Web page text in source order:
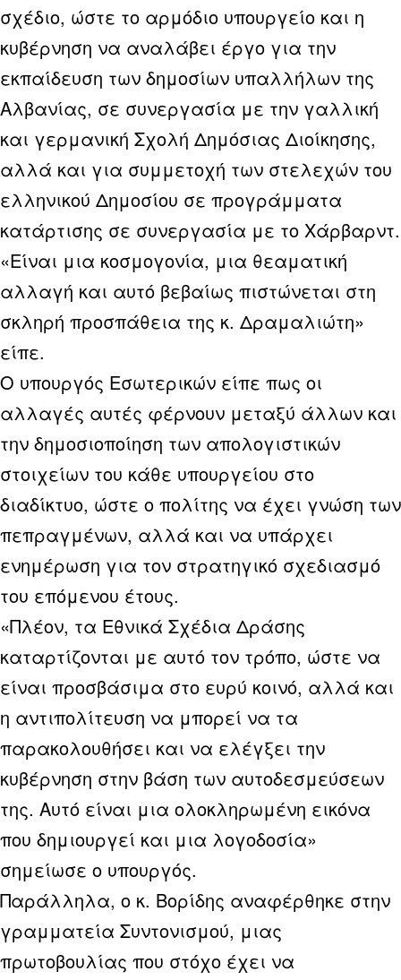
σχέδιο, ώστε το αρμόδιο υπουργείο και η
κυβέρνηση να αναλάβει έργο για την
εκπαίδευση των δημοσίων υπαλλήλων της
Αλβανίας, σε συνεργασία με την γαλλική
και γερμανική Σχολή Δημόσιας Διοίκησης,
αλλά και για συμμετοχή των στελεχών του
ελληνικού Δημοσίου σε προγράμματα
κατάρτισης σε συνεργασία με το Χάρβαρντ.
«Είναι μια κοσμογονία, μια θεαματική
αλλαγή και αυτό βεβαίως πιστώνεται στη
σκληρή προσπάθεια της κ. Δραμαλιώτη»
είπε.
Ο υπουργός Εσωτερικών είπε πως οι
αλλαγές αυτές φέρνουν μεταξύ άλλων και
την δημοσιοποίηση των απολογιστικών
στοιχείων του κάθε υπουργείου στο
διαδίκτυο, ώστε ο πολίτης να έχει γνώση των
πεπραγμένων, αλλά και να υπάρχει
ενημέρωση για τον στρατηγικό σχεδιασμό
του επόμενου έτους.
«Πλέον, τα Εθνικά Σχέδια Δράσης
καταρτίζονται με αυτό τον τρόπο, ώστε να
είναι προσβάσιμα στο ευρύ κοινό, αλλά και
η αντιπολίτευση να μπορεί να τα
παρακολουθήσει και να ελέγξει την
κυβέρνηση στην βάση των αυτοδεσμεύσεων
της. Αυτό είναι μια ολοκληρωμένη εικόνα
που δημιουργεί και μια λογοδοσία»
σημείωσε ο υπουργός.
Παράλληλα, ο κ. Βορίδης αναφέρθηκε στην
γραμματεία Συντονισμού, μιας
πρωτοβουλίας που στόχο έχει να